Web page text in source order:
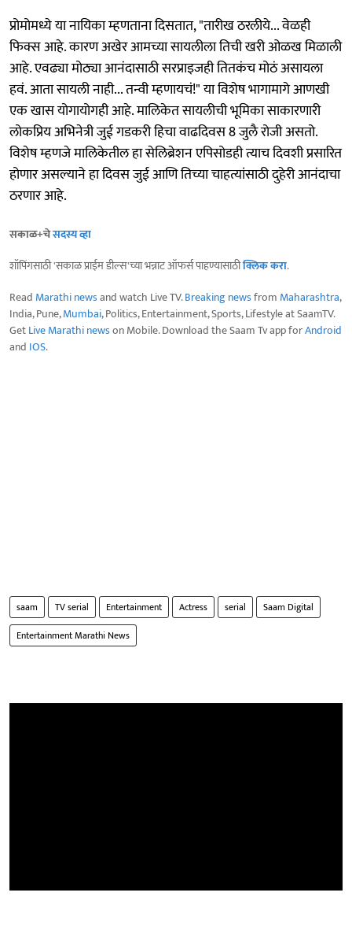
प्रोमोमध्ये या नायिका म्हणताना दिसतात, "तारीख ठरलीये... वेळही
फिक्स आहे. कारण अखेर आमच्या सायलीला तिची खरी ओळख मिळाली
आहे. एवढ्या मोठ्या आनंदासाठी सरप्राइजही तितकंच मोठं असायला
हवं. आता सायली नाही... तन्वी म्हणायचं!" या विशेष भागामागे आणखी
एक खास योगायोगही आहे. मालिकेत सायलीची भूमिका साकारणारी
लोकप्रिय अभिनेत्री जुई गडकरी हिचा वाढदिवस 8 जुलै रोजी असतो.
विशेष म्हणजे मालिकेतील हा सेलिब्रेशन एपिसोडही त्याच दिवशी प्रसारित
होणार असल्याने हा दिवस जुई आणि तिच्या चाहत्यांसाठी दुहेरी आनंदाचा
ठरणार आहे.
सकाळ+चेसदस्य व्हा
शॉपिंगसाठी 'सकाळ प्राईम डील्स'च्या भन्नाट ऑफर्स पाहण्यासाठीक्लिक करा.
Read Marathi newsand watch Live TV.Breaking newsfrom Maharashtra,
India, Pune,Mumbai, Politics, Entertainment, Sports, Lifestyle at SaamTV.
GetLive Marathi newson Mobile. Download the Saam Tv app forAndroid
and IOS.
saam TV serial Entertainment Actress serial
Saam Digital
Entertainment Marathi News